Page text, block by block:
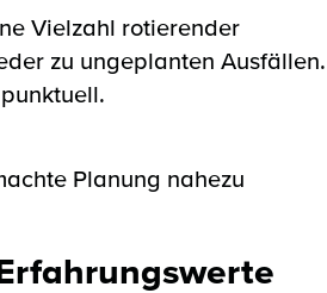
Vielzahl rotierender
zu ungeplanten Ausfällen.
Planung nahezu